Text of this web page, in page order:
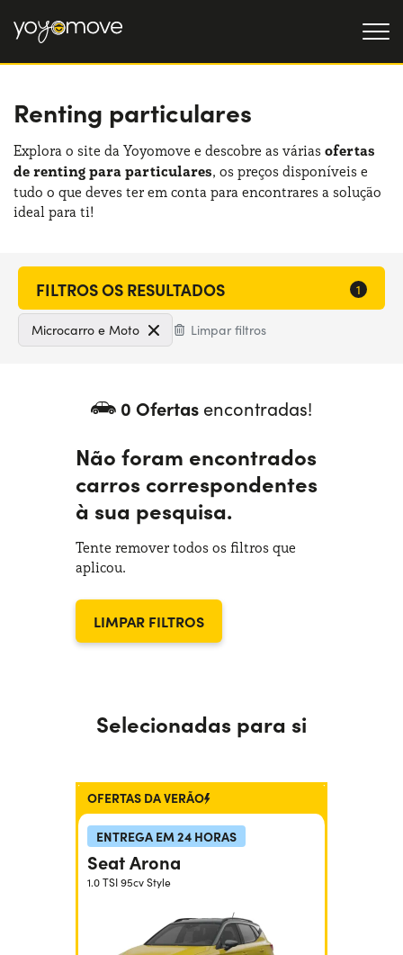
OFERTAS DE RENTING
Particulares
Empresas
OFERTAS DE RENTING
DE CARROS USADOS
QUEM SOMOS
POR QUE É CONVENIENTE
Precisa de ajuda? +351938560102
Renting particulares
Explora o site da Yoyomove e descobre as várias ofertas
de renting para particulares, os preços disponíveis e
tudo o que deves ter em conta para encontrares a solução
ideal para ti!
Microcarro e Moto Limpar filtros
0 Ofertas encontradas!
Não foram encontrados
carros correspondentes
à sua pesquisa.
Tente remover todos os filtros que
aplicou.
LIMPAR FILTROS
Selecionadas para si
OFERTAS DA VERÃO
ENTREGA EM 24 HORAS
Seat Arona
1.0 TSI 95cv Style